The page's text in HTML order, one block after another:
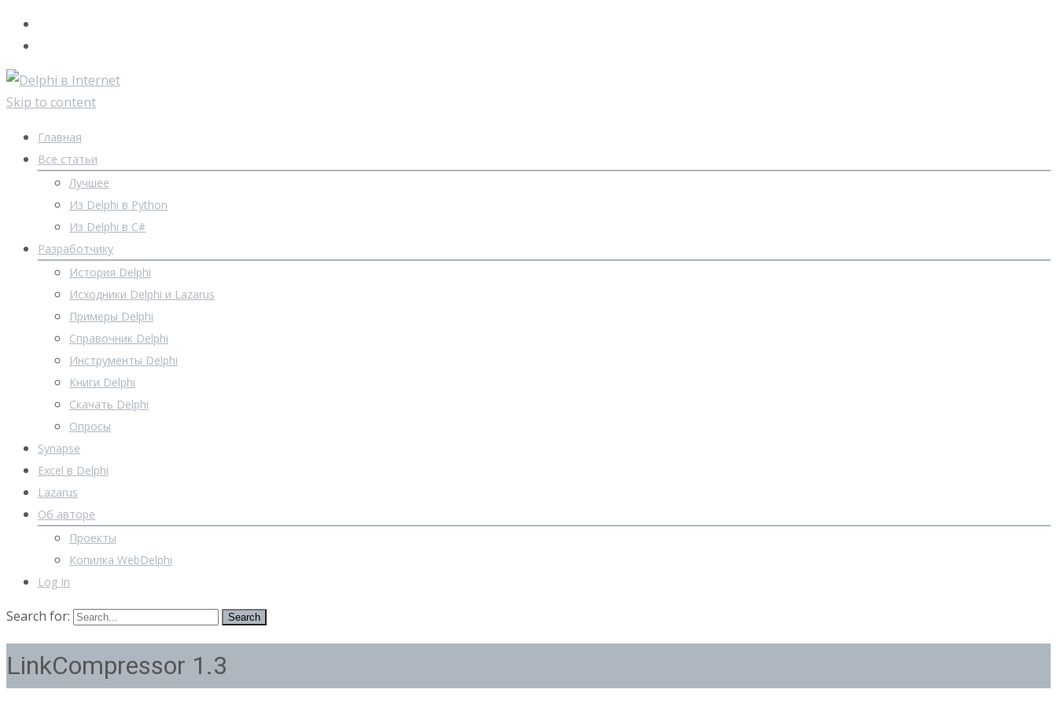
Skip to content
Главная
Все статьи
Лучшее
Из Delphi в Python
Из Delphi в C#
Разработчику
История Delphi
Исходники Delphi и Lazarus
Примеры Delphi
Справочник Delphi
Инструменты Delphi
Книги Delphi
Скачать Delphi
Опросы
Synapse
Excel в Delphi
Lazarus
Об авторе
Проекты
Копилка WebDelphi
Log In
Search for:
LinkCompressor 1.3